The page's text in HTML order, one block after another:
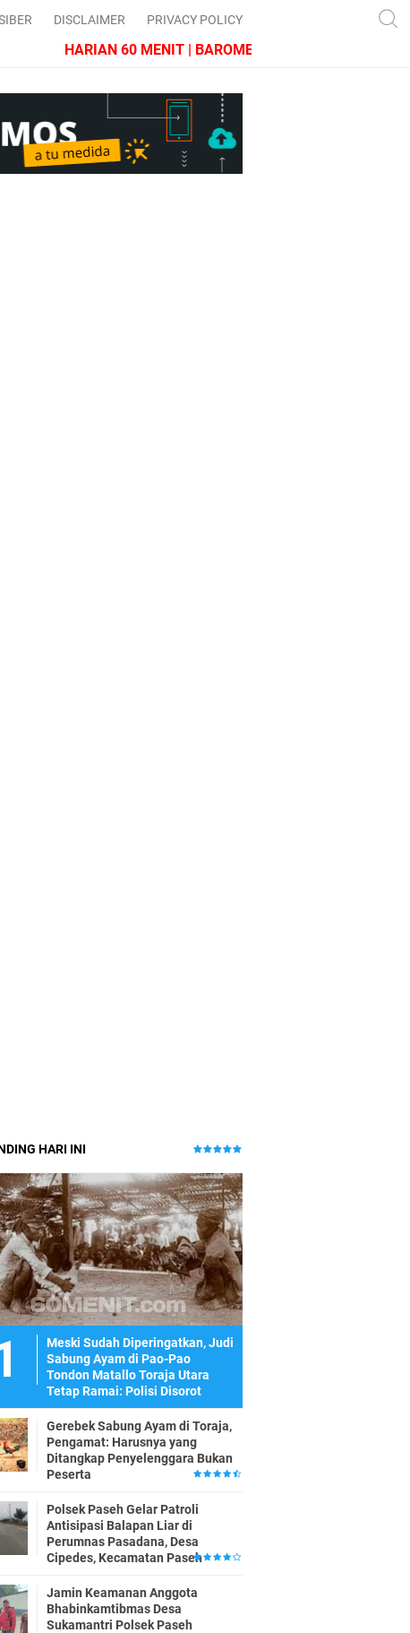
DISCLAIMER PRIVACY POLICY
HARIAN 60 MENIT | BAROMETER JAWA BARAT
HARI INI
Meski Sudah Diperingatkan, Judi
Sabung Ayam di Pao-Pao
Tondon Matallo Toraja Utara
Tetap Ramai: Polisi Disorot
Gerebek Sabung Ayam di Toraja,
Pengamat: Harusnya yang
Ditangkap Penyelenggara Bukan
Peserta
Polsek Paseh Gelar Patroli
Antisipasi Balapan Liar di
Perumnas Pasadana, Desa
Cipedes, Kecamatan Paseh
Jamin Keamanan Anggota
Bhabinkamtibmas Desa
Sukamantri Polsek Paseh